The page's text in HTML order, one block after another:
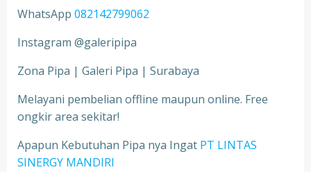
WhatsApp 082142799062
Instagram @galeripipa
Zona Pipa | Galeri Pipa | Surabaya
Melayani pembelian offline maupun online. Free
ongkir area sekitar!
Apapun Kebutuhan Pipa nya Ingat PT LINTAS
SINERGY MANDIRI